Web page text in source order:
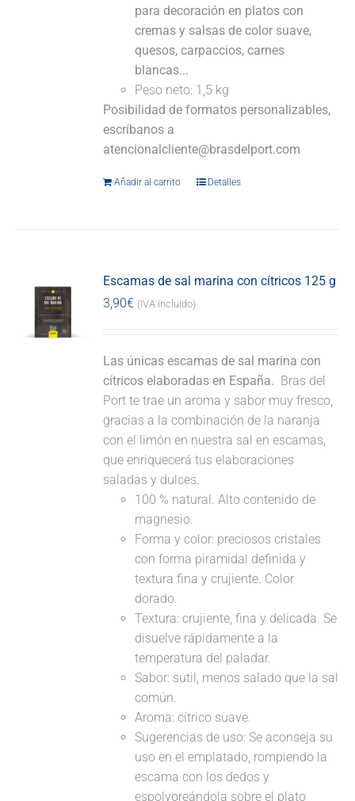
para decoración en platos con
cremas y salsas de color suave,
quesos, carpaccios, carnes
blancas...
Peso neto: 1,5 kg
Posibilidad de formatos personalizables,
escríbanos a
atencionalcliente@brasdelport.com
Añadir al carrito Detalles
Escamas de sal marina con cítricos 125 g
3,90€ (IVA incluido)
Las únicas escamas de sal marina con
cítricos elaboradas en España. Bras del
Port te trae un aroma y sabor muy fresco,
gracias a la combinación de la naranja
con el limón en nuestra sal en escamas,
que enriquecerá tus elaboraciones
saladas y dulces.
100 % natural. Alto contenido de
magnesio.
Forma y color: preciosos cristales
con forma piramidal definida y
textura fina y crujiente. Color
dorado.
Textura: crujiente, fina y delicada. Se
disuelve rápidamente a la
temperatura del paladar.
Sabor: sutil, menos salado que la sal
común.
Aroma: cítrico suave.
Sugerencias de uso: Se aconseja su
uso en el emplatado, rompiendo la
escama con los dedos y
espolvoreándola sobre el plato